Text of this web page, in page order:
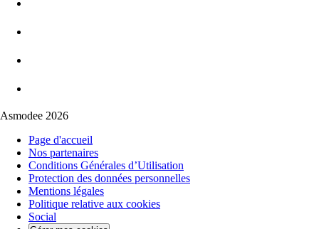
Asmodee 2026
Page d'accueil
Nos partenaires
Conditions Générales d’Utilisation
Protection des données personnelles
Mentions légales
Politique relative aux cookies
Social